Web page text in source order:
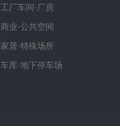
工厂车间·厂房
商业·公共空间
家居·特殊场所
车库·地下停车场